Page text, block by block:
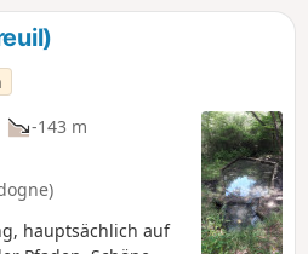
Möglichkeit, die
-143 m
hauptsächlich auf